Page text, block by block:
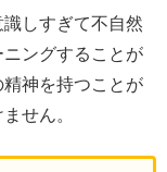
しすぎて不自然
ングすることが
神を持つことが
せん。